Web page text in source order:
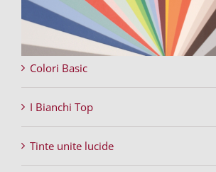
Colori Basic
I Bianchi Top
Tinte unite lucide